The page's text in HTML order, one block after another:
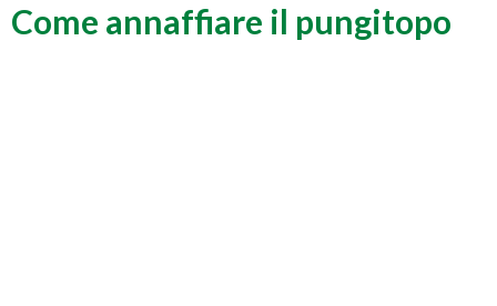
Come annaffiare il pungitopo